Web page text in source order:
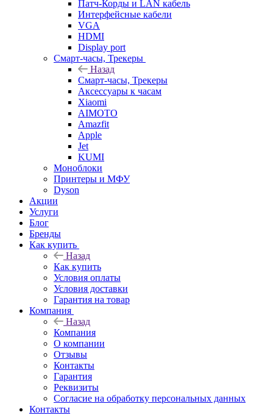
Патч-Корды и LAN кабель
Интерфейсные кабели
VGA
HDMI
Display port
Смарт-часы, Трекеры
Назад
Смарт-часы, Трекеры
Аксессуары к часам
Xiaomi
AIMOTO
Amazfit
Apple
Jet
KUMI
Моноблоки
Принтеры и МФУ
Dyson
Акции
Услуги
Блог
Бренды
Как купить
Назад
Как купить
Условия оплаты
Условия доставки
Гарантия на товар
Компания
Назад
Компания
О компании
Отзывы
Контакты
Гарантия
Реквизиты
Согласие на обработку персональных данных
Контакты